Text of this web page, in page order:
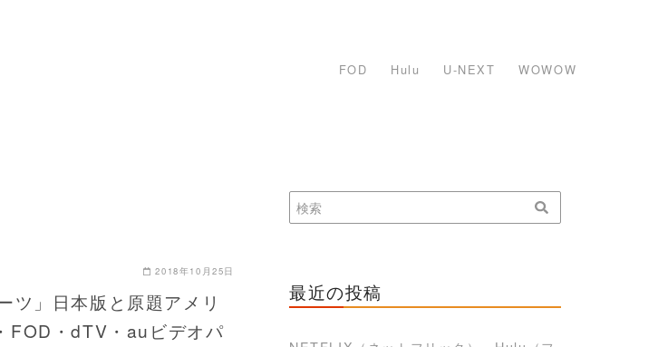
FOD Hulu U-NEXT WOWOW
2018年10月25日
ツ」日本版と原題アメリ
FOD・dTV・auビデオパ
最近の投稿